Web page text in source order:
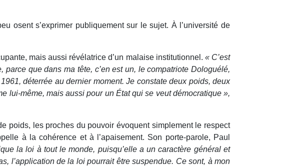
osent s’exprimer publiquement sur le sujet. À l’université de
mais aussi révélatrice d’un malaise institutionnel. « C’est
que dans ma tête, c’en est un, le compatriote Dologuélé,
déterrée au dernier moment. Je constate deux poids, deux
lui-même, mais aussi pour un État qui se veut démocratique »,
poids, les proches du pouvoir évoquent simplement le respect
à la cohérence et à l’apaisement. Son porte-parole, Paul
la loi à tout le monde, puisqu’elle a un caractère général et
l’application de la loi pourrait être suspendue. Ce sont, à mon